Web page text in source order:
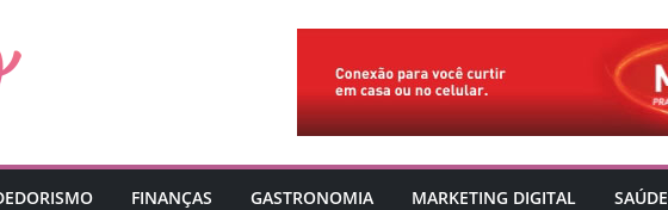
FINANÇAS GASTRONOMIA MARKETING DIGITAL SAÚDE